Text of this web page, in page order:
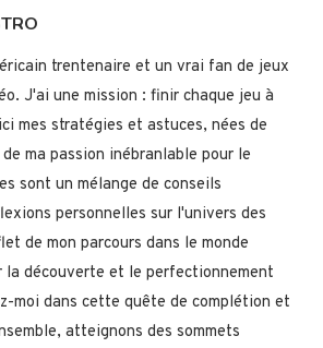
trentenaire et un vrai fan de jeux
J'ai une mission : finir chaque jeu à
mes stratégies et astuces, nées de
ma passion inébranlable pour le
sont un mélange de conseils
personnelles sur l'univers des
de mon parcours dans le monde
la découverte et le perfectionnement
moi dans cette quête de complétion et
atteignons des sommets